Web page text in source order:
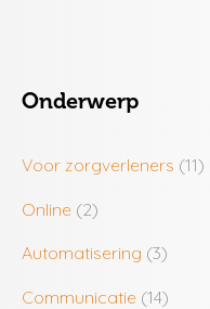
Onderwerp
Voor zorgverleners (11)
Online (2)
Automatisering (3)
Communicatie (14)